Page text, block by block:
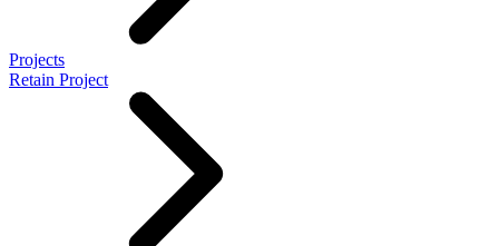
Projects
Retain Project